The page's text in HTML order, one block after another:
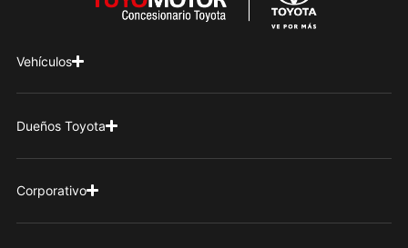
Vehículos
Dueños Toyota
Corporativo